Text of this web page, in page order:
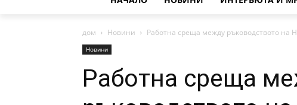
дом Новини Работна среща между ръководството на
Новини
Работна среща